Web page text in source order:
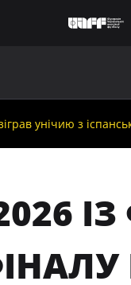
унічию з